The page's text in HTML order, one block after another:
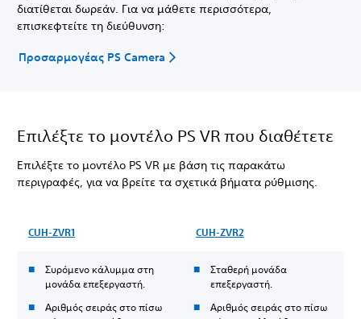
διατίθεται δωρεάν. Για να μάθετε περισσότερα,
επισκεφτείτε τη διεύθυνση:
Προσαρμογέας PS Camera
Επιλέξτε το μοντέλο PS VR που διαθέτετε
Επιλέξτε το μοντέλο PS VR με βάση τις παρακάτω
περιγραφές, για να βρείτε τα σχετικά βήματα ρύθμισης.
CUH-ZVR1 CUH-ZVR2
Συρόμενο κάλυμμα στη
μονάδα επεξεργαστή.
Αριθμός σειράς στο πίσω
Σταθερή μονάδα
επεξεργαστή.
Αριθμός σειράς στο πίσω